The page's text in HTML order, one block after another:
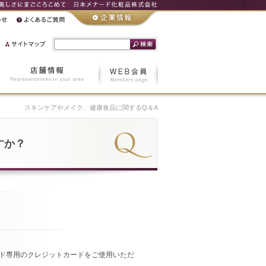
スキンケアやメイク、健康食品に関するQ＆A
？
専用のクレジットカードをご使用いただ